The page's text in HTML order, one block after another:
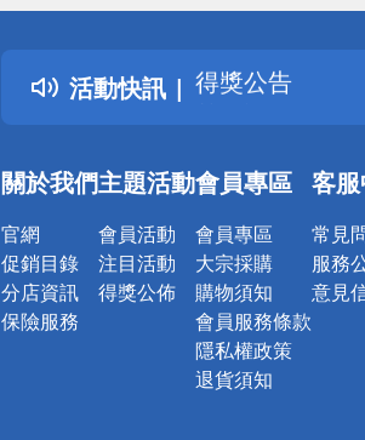
活動快訊
詐騙網頁！請
得獎公告
熱門話題
銀行優惠
詐騙網頁！請
關於我們
官網
促銷目錄
分店資訊
保險服務
主題活動
會員活動
注目活動
得獎公佈
會員專區
會員專區
大宗採購
購物須知
會員服務條款
隱私權政策
退貨須知
客
常見
服務
意見